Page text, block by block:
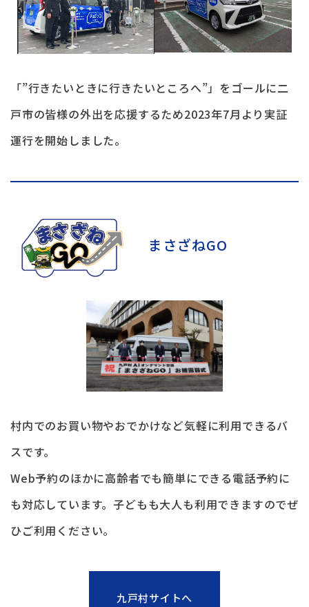
「”行きたいときに行きたいところへ”」をゴールに二
戸市の皆様の外出を応援するため2023年7月より実証
運行を開始しました。
まさざねGO
村内でのお買い物やおでかけなど気軽に利用できるバ
スです。
Web予約のほかに高齢者でも簡単にできる電話予約に
も対応しています。子どもも大人も利用できますのでぜ
ひご利用ください。
九戸村サイトへ